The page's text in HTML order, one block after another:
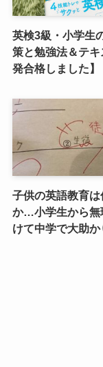
英検3級・小学生
策と勉強法＆テ
発合格しました】
子供の英語教育は
か…小学生から無
けて中学で大助か